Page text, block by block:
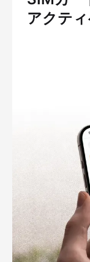
アクティ